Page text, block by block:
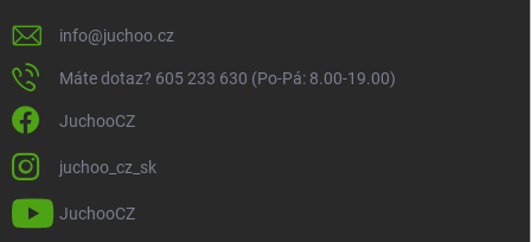
info@juchoo.cz
Máte dotaz? 605 233 630 (Po-Pá: 8.00-19.00)
JuchooCZ
juchoo_cz_sk
JuchooCZ